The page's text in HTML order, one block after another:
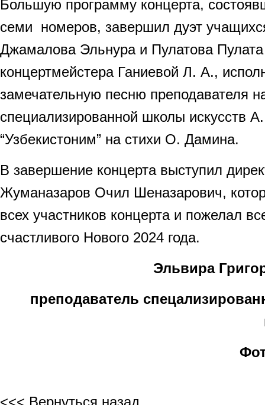
Большую программу концерта,
семи номеров, завершил дуэт
Джамалова Эльнура и Пулатова
концертмейстера Ганиевой Л. А.,
замечательную песню преподавателя
специализированной школы искусств
“Узбекистоним” на стихи О. Дамина.
В завершение концерта выступил
Жуманазаров Очил Шеназарович,
всех участников концерта и пожелал
счастливого Нового 2024 года.
Эльвира
преподаватель
<<< Вернуться назад